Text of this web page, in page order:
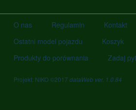
O nas Regulamin Kontakt
Ostatni model pojazdu
Koszyk
Produkty do porównania
Zadaj
Projekt: NIKO ©2017 dataWeb ver. 1.0.84